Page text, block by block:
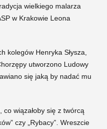
wielkiego malarza
w Krakowie Leona
kolegów Henryka Słysza,
utworzono Ludowy
się jaką by nadać mu
co wiązałoby się z twórcą
czy „Rybacy”. Wreszcie